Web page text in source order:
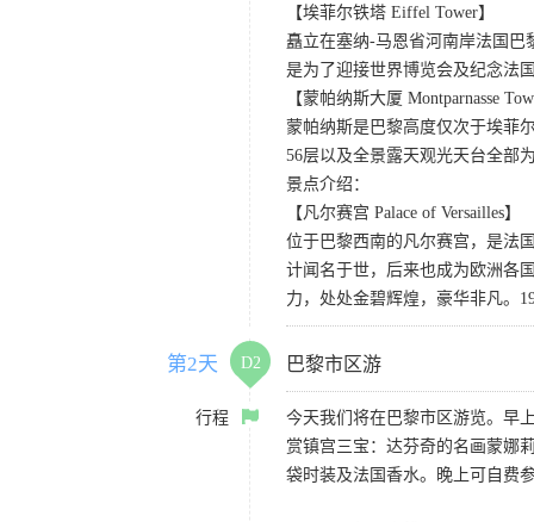
【埃菲尔铁塔 Eiffel Tower】
矗立在塞纳-马恩省河南岸法国巴
是为了迎接世界博览会及纪念法
【蒙帕纳斯大厦 Montparnasse
蒙帕纳斯是巴黎高度仅次于埃菲
56层以及全景露天观光天台全部
景点介绍：
【凡尔赛宫 Palace of Versailles】
位于巴黎西南的凡尔赛宫，是法
计闻名于世，后来也成为欧洲各
力，处处金碧辉煌，豪华非凡。
第2天 D2 巴黎市区游
行程
今天我们将在巴黎市区游览。早
赏镇宫三宝：达芬奇的名画蒙娜
袋时装及法国香水。晚上可自费